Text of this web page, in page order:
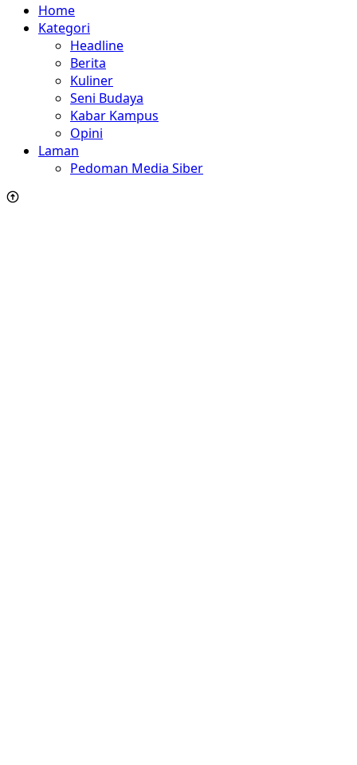
Home
Kategori
Headline
Berita
Kuliner
Seni Budaya
Kabar Kampus
Opini
Laman
Pedoman Media Siber